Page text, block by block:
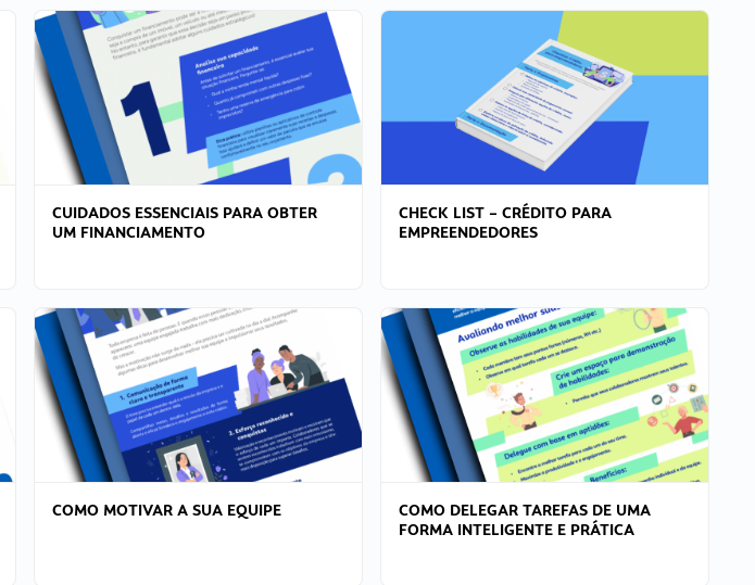
CUIDADOS ESSENCIAIS PARA OBTER
UM FINANCIAMENTO
CHECK LIST – CRÉDITO PARA
EMPREENDEDORES
COMO MOTIVAR A SUA EQUIPE
COMO DELEGAR TAREFAS DE UMA
FORMA INTELIGENTE E PRÁTICA